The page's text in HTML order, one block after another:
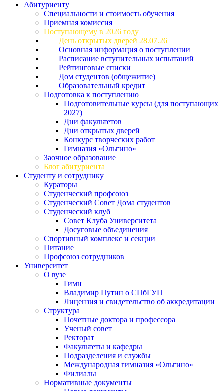
Абитуриенту
Специальности и стоимость обучения
Приемная комиссия
Поступающему в 2026 году
День открытых дверей 28.07.26
Основная информация о поступлении
Расписание вступительных испытаний
Рейтинговые списки
Дом студентов (общежитие)
Образовательный кредит
Подготовка к поступлению
Подготовительные курсы (для поступающих
2027)
Дни факультетов
Дни открытых дверей
Конкурс творческих работ
Гимназия «Ольгино»
Заочное образование
Блог абитуриента
Студенту и сотруднику
Кураторы
Студенческий профсоюз
Студенческий Совет Дома студентов
Студенческий клуб
Совет Клуба Университета
Досуговые объединения
Спортивный комплекс и секции
Питание
Профсоюз сотрудников
Университет
О вузе
Гимн
Владимир Путин о СПбГУП
Лицензия и свидетельство об аккредитации
Структура
Почетные доктора и профессора
Ученый совет
Ректорат
Факультеты и кафедры
Подразделения и службы
Международная гимназия «Ольгино»
Филиалы
Нормативные документы